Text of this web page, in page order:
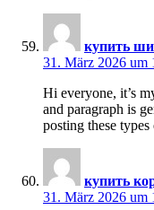
купить
31. März 2026 um
Hi everyone, it’s
and paragraph is
posting these types
купить
31. März 2026 um